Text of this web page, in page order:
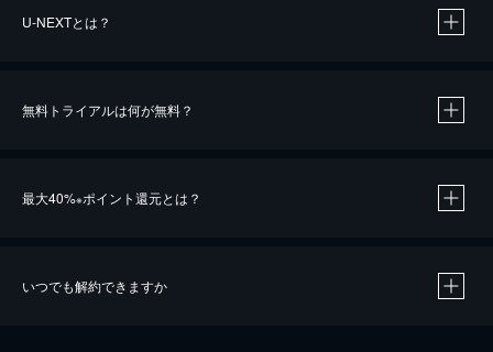
U-NEXTとは？
無料トライアルは何が無料？
最大40%※ポイント還元とは？
いつでも解約できますか